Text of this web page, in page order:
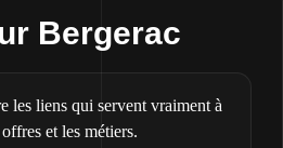
Bergerac
les liens qui servent vraiment à
et les métiers.